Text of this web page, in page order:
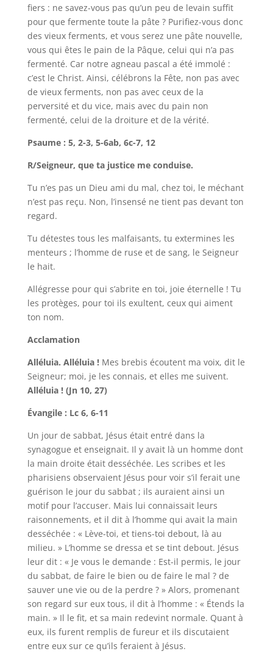
fiers : ne savez-vous pas qu’un peu de levain suffit
pour que fermente toute la pâte ? Purifiez-vous donc
des vieux ferments, et vous serez une pâte nouvelle,
vous qui êtes le pain de la Pâque, celui qui n’a pas
fermenté. Car notre agneau pascal a été immolé :
c’est le Christ. Ainsi, célébrons la Fête, non pas avec
de vieux ferments, non pas avec ceux de la
perversité et du vice, mais avec du pain non
fermenté, celui de la droiture et de la vérité.
Psaume : 5, 2-3, 5-6ab, 6c-7, 12
R/Seigneur, que ta justice me conduise.
Tu n’es pas un Dieu ami du mal, chez toi, le méchant
n’est pas reçu. Non, l’insensé ne tient pas devant ton
regard.
Tu détestes tous les malfaisants, tu extermines les
menteurs ; l’homme de ruse et de sang, le Seigneur
le hait.
Allégresse pour qui s’abrite en toi, joie éternelle ! Tu
les protèges, pour toi ils exultent, ceux qui aiment
ton nom.
Acclamation
Alléluia. Alléluia !Mes brebis écoutent ma voix, dit le
Seigneur; moi, je les connais, et elles me suivent.
Alléluia ! (Jn 10, 27)
Évangile : Lc 6, 6-11
Un jour de sabbat, Jésus était entré dans la
synagogue et enseignait. Il y avait là un homme dont
la main droite était desséchée. Les scribes et les
pharisiens observaient Jésus pour voir s’il ferait une
guérison le jour du sabbat ; ils auraient ainsi un
motif pour l’accuser. Mais lui connaissait leurs
raisonnements, et il dit à l’homme qui avait la main
desséchée : « Lève-toi, et tiens-toi debout, là au
milieu. » L’homme se dressa et se tint debout. Jésus
leur dit : « Je vous le demande : Est-il permis, le jour
du sabbat, de faire le bien ou de faire le mal ? de
sauver une vie ou de la perdre ? » Alors, promenant
son regard sur eux tous, il dit à l’homme : « Étends la
main. » Il le fit, et sa main redevint normale. Quant à
eux, ils furent remplis de fureur et ils discutaient
entre eux sur ce qu’ils feraient à Jésus.